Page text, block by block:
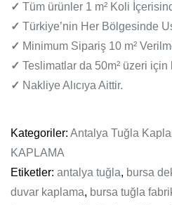
✓ Tüm ürünler 1 m² Koli
✓ Türkiye’nin Her Bölgesinde
✓ Minimum Sipariş 10 m²
✓ Teslimatlar da 50m² üzeri için
✓ Nakliye Alıcıya Aittir.
Kategoriler: Antalya Tuğla
KAPLAMA
Etiketler: antalya tuğla, bursa
duvar kaplama, bursa tuğla